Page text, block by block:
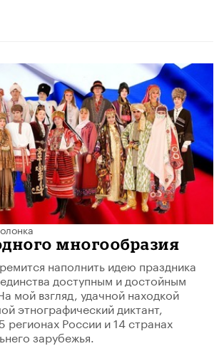
многообразия
наполнить идею праздника
доступным и достойным
мой взгляд, удачной находкой
этнографический диктант,
России и 14 странах
зарубежья.